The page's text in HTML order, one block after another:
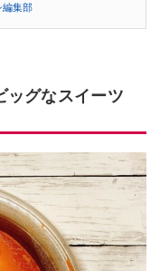
編集部
ッグなスイーツ